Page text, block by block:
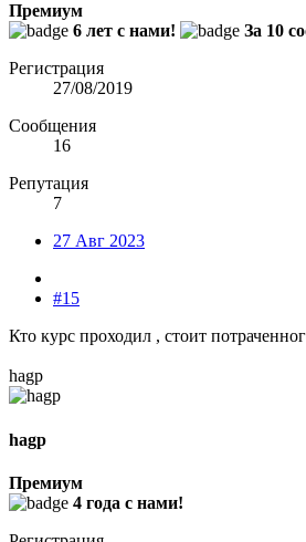
Премиум
6 лет с нами!
За 10
Регистрация
27/08/2019
Сообщения
16
Репутация
7
27 Авг 2023
#15
Кто курс проходил , стоит
hagp
hagp
Премиум
4 года с нами!